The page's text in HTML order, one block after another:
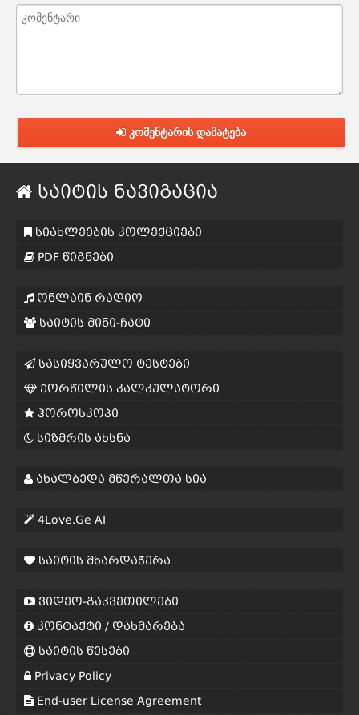
კომენტარის დამატება
საიტის ნავიგაცია
სიახლეების კოლექციები
PDF წიგნები
ონლაინ რადიო
საიტის მინი-ჩატი
სასიყვარულო ტესტები
ქორწილის კალკულატორი
ჰოროსკოპი
სიზმრის ახსნა
ახალბედა მწერალთა სია
4Love.Ge AI
საიტის მხარდაჭერა
ვიდეო-გაკვეთილები
კონტაქტი / დახმარება
საიტის წესები
Privacy Policy
End-user License Agreement